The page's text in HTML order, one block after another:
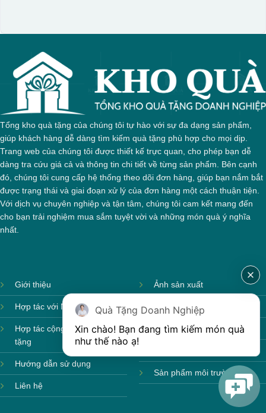
Tổng kho quà tặng của chúng tôi tự hào với sự đa dạng sản phẩm,
giúp khách hàng dễ dàng tìm kiếm quà tặng phù hợp cho mọi dịp.
Trang web của chúng tôi được thiết kế trực quan, cho phép bạn dễ
dàng tra cứu giá cả và thông tin chi tiết về từng sản phẩm. Bên cạnh
đó, chúng tôi cung cấp hệ thống theo dõi đơn hàng, giúp bạn nắm bắt
được trạng thái và giai đoạn xử lý của đơn hàng một cách thuận tiện.
Với dịch vụ chuyên nghiệp và tận tâm, chúng tôi cam kết mang đến
cho bạn trải nghiệm mua sắm tuyệt vời và những món quà ý nghĩa
nhất.
Giới thiệu
Hợp tác với Nhà cung cấp
Hợp tác cộng tác viên quà
tặng
Hướng dẫn sử dụng
Liên hệ
Ảnh sản xuất
Sản phẩm theo mùa
Sản phẩm sẵn hàng
Sản phẩm môi trường
Quà Tặng Doanh Nghiệp
Xin chào! Bạn đang tìm kiếm món quà
như thế nào ạ!